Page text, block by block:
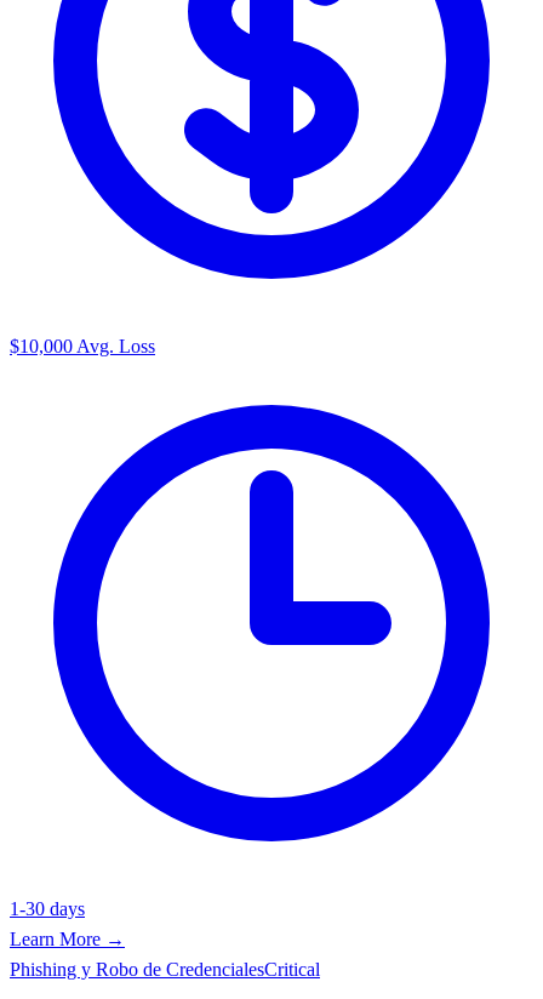
$10,000 Avg. Loss
1-30 days
Learn More →
Phishing y Robo de CredencialesCritical